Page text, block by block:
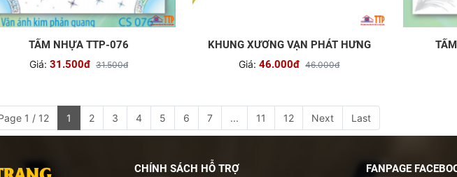
TẤM NHỰA TTP-076
Giá: 31.500đ 31.500đ
KHUNG XƯƠNG VẠN PHÁT HƯNG
Giá: 46.000đ 46.000đ
1 / 12 1 2 3 4 5 6 7 ... 11 12 Next Last
CHÍNH SÁCH HỖ TRỢ FANPAGE